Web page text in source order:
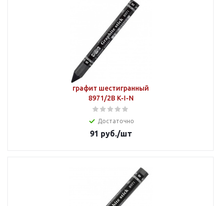
графит шестигранный
8971/2В K-I-N
Достаточно
91 руб./шт